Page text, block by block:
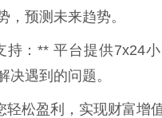
，预测未来趋势。
持：** 平台提供7x24
决遇到的问题。
轻松盈利，实现财富增